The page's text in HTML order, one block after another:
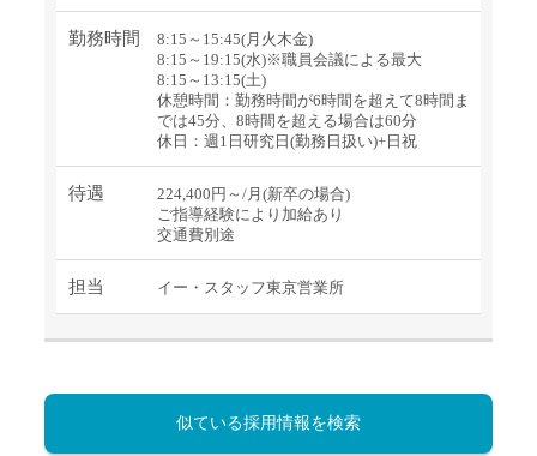
勤務時間
8:15～15:45(月火木金)
8:15～19:15(水)※職員会議による最大
8:15～13:15(土)
休憩時間：勤務時間が6時間を超えて8時間ま
では45分、8時間を超える場合は60分
休日：週1日研究日(勤務日扱い)+日祝
待遇
224,400円～/月(新卒の場合)
ご指導経験により加給あり
交通費別途
担当 イー・スタッフ東京営業所
似ている採用情報を検索